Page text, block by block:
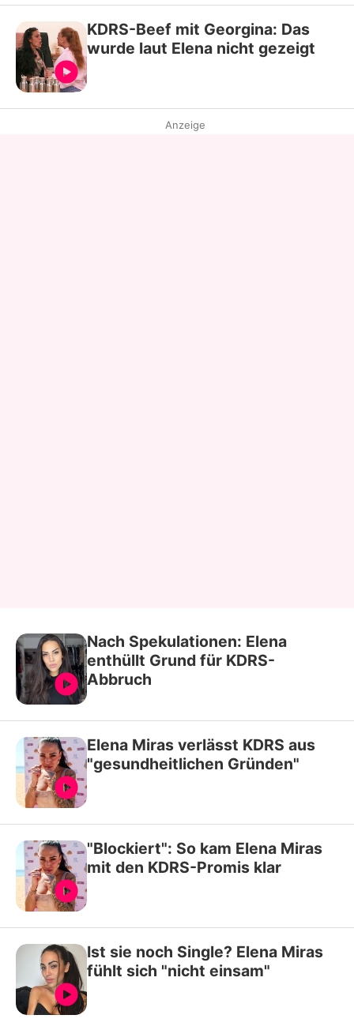
KDRS-Beef mit Georgina: Das
wurde laut Elena nicht gezeigt
Anzeige
Nach Spekulationen: Elena
enthüllt Grund für KDRS-
Abbruch
Elena Miras verlässt KDRS aus
"gesundheitlichen Gründen"
"Blockiert": So kam Elena Miras
mit den KDRS-Promis klar
Ist sie noch Single? Elena Miras
fühlt sich "nicht einsam"